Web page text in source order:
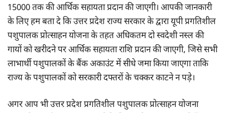
15000 तक की आर्थिक सहायता प्रदान की जाएगी। आपकी जानकारी
के लिए हम बता दे कि उत्तर प्रदेश राज्य सरकार के द्वारा यूपी प्रगतिशील
पशुपालक प्रोत्साहन योजना के तहत अधिकतम दो स्वदेशी नस्ल की
गायों को खरीदने पर आर्थिक सहायता राशि प्रदान की जाएगी, जिसे सभी
लाभार्थी पशुपालकों के बैंक अकाउंट में सीधे जमा किया जाएगा ताकि
राज्य के पशुपालकों को सरकारी दफ्तरों के चक्कर काटने न पड़े।
अगर आप भी उत्तर प्रदेश प्रगतिशील पशुपालक प्रोत्साहन योजना